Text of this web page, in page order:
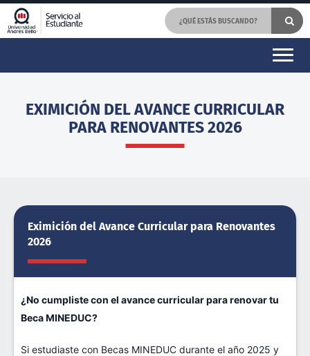
EXIMICIÓN DEL AVANCE CURRICULAR
PARA RENOVANTES 2026
Eximición del Avance Curricular para Renovantes
2026
¿No cumpliste con el avance curricular para renovar tu
Beca MINEDUC?
Si estudiaste con Becas MINEDUC durante el año 2025 y